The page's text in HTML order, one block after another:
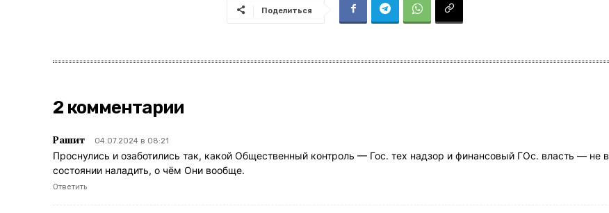
Поделиться
2 комментарии
Рашит 04.07.2024 в 08:21
Проснулись и озаботились так, какой Общественный контроль — Гос. тех надзор и финансовый ГОс. власть — не в
состоянии наладить, о чём Они вообще.
Ответить